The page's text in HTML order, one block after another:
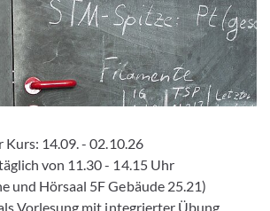
14.09. - 02.10.26
von 11.30 - 14.15 Uhr
und Hörsaal 5F Gebäude 25.21)
Vorlesung mit integrierter Übung